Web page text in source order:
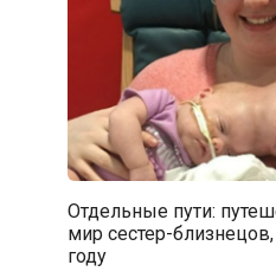
Отдельные пути:
мир сестер-
году